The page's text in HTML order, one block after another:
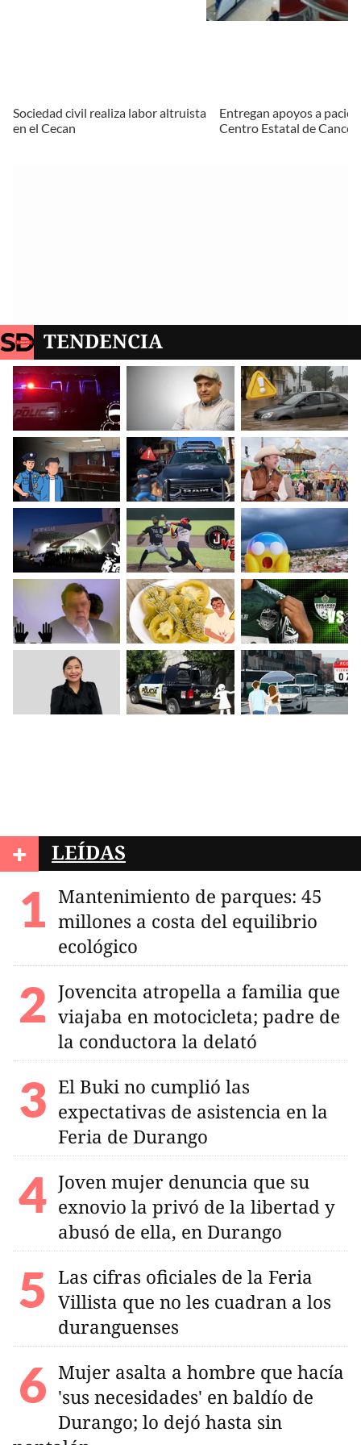
Sociedad civil realiza labor altruista
en el Cecan
Entregan apoyos a
Centro Estatal de
TENDENCIA
+ LEÍDAS
Mantenimiento de parques: 45
millones a costa del equilibrio
ecológico
Jovencita atropella a familia que
viajaba en motocicleta; padre de
la conductora la delató
El Buki no cumplió las
expectativas de asistencia en la
Feria de Durango
Joven mujer denuncia que su
exnovio la privó de la libertad y
abusó de ella, en Durango
Las cifras oficiales de la Feria
Villista que no les cuadran a los
duranguenses
Mujer asalta a hombre que hacía
'sus necesidades' en baldío de
Durango; lo dejó hasta sin